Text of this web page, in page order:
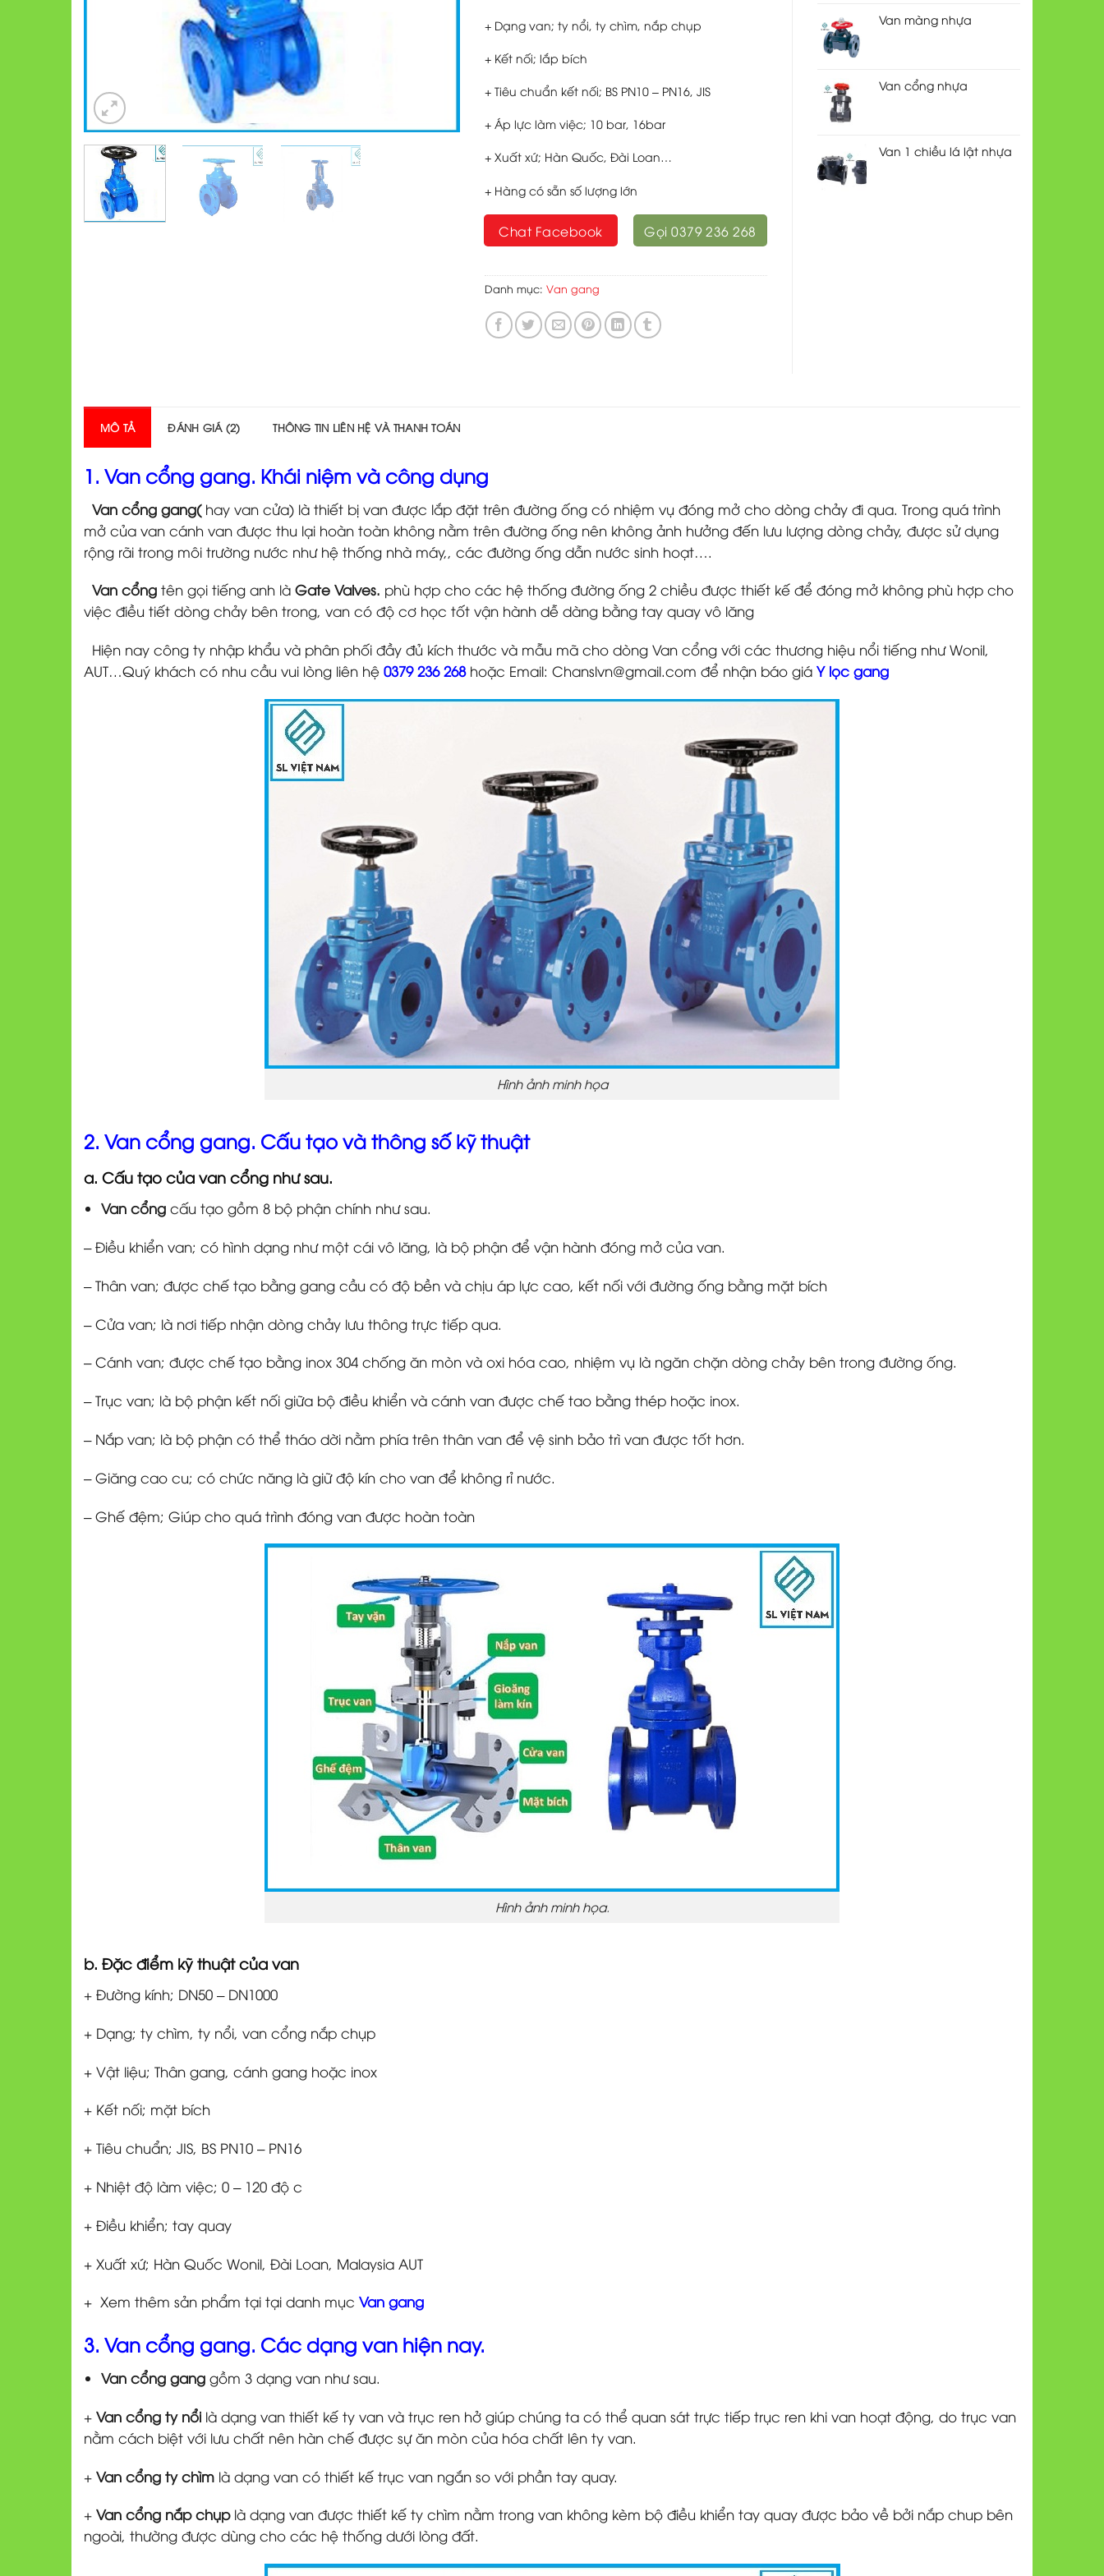
+ Dạng van; ty nổi, ty chìm, nắp chụp
+ Kết nối; lắp bích
+ Tiêu chuẩn kết nối; BS PN10 – PN16, JIS
+ Áp lực làm việc; 10 bar, 16bar
+ Xuất xứ; Hàn Quốc, Đài Loan…
+ Hàng có sẵn số lượng lớn
Chat Facebook Gọi 0379 236 268
Danh mục: Van gang
Van màng nhựa
Van cổng nhựa
Van 1 chiều lá lật nhựa
MÔ TẢ ĐÁNH GIÁ (2) THÔNG TIN LIÊN HỆ VÀ THANH TOÁN
1. Van cổng gang. Khái niệm và công dụng
Van cổng gang( hay van cửa) là thiết bị van được lắp đặt trên đường ống có nhiệm vụ đóng mở cho dòng chảy đi qua. Trong quá trình
mở của van cánh van được thu lại hoàn toàn không nằm trên đường ống nên không ảnh hưởng đến lưu lượng dòng chảy, được sử dụng
rộng rãi trong môi trường nước như hệ thống nhà máy,, các đường ống dẫn nước sinh hoạt….
Van cổng tên gọi tiếng anh là Gate Valves. phù hợp cho các hệ thống đường ống 2 chiều được thiết kế để đóng mở không phù hợp cho
việc điều tiết dòng chảy bên trong, van có độ cơ học tốt vận hành dễ dàng bằng tay quay vô lăng
Hiện nay công ty nhập khẩu và phân phối đầy đủ kích thước và mẫu mã cho dòng Van cổng với các thương hiệu nổi tiếng như Wonil,
AUT…Quý khách có nhu cầu vui lòng liên hệ 0379 236 268hoặc Email: Chanslvn@gmail.com để nhận báo giá Y lọc gang
Hình ảnh minh họa
2. Van cổng gang. Cấu tạo và thông số kỹ thuật
a. Cấu tạo của van cổng như sau.
Van cổngcấu tạo gồm 8 bộ phận chính như sau.
– Điều khiển van; có hình dạng như một cái vô lăng, là bộ phận để vận hành đóng mở của van.
– Thân van; được chế tạo bằng gang cầu có độ bền và chịu áp lực cao, kết nối với đường ống bằng mặt bích
– Cửa van; là nơi tiếp nhận dòng chảy lưu thông trực tiếp qua.
– Cánh van; được chế tạo bằng inox 304 chống ăn mòn và oxi hóa cao, nhiệm vụ là ngăn chặn dòng chảy bên trong đường ống.
– Trục van; là bộ phận kết nối giữa bộ điều khiển và cánh van được chế tao bằng thép hoặc inox.
– Nắp van; là bộ phận có thể tháo dời nằm phía trên thân van để vệ sinh bảo trì van được tốt hơn.
– Giăng cao cu; có chức năng là giữ độ kín cho van để không rỉ nước.
– Ghế đệm; Giúp cho quá trình đóng van được hoàn toàn
Hình ảnh minh họa.
b. Đặc điểm kỹ thuật của van
+ Đường kính; DN50 – DN1000
+ Dạng; ty chìm, ty nổi, van cổng nắp chụp
+ Vật liệu; Thân gang, cánh gang hoặc inox
+ Kết nối; mặt bích
+ Tiêu chuẩn; JIS, BS PN10 – PN16
+ Nhiệt độ làm việc; 0 – 120 độ c
+ Điều khiển; tay quay
+ Xuất xứ; Hàn Quốc Wonil, Đài Loan, Malaysia AUT
+ Xem thêm sản phẩm tại tại danh mục Van gang
3. Van cổng gang. Các dạng van hiện nay.
Van cổng ganggồm 3 dạng van như sau.
+ Van cổng ty nổi là dạng van thiết kế ty van và trục ren hở giúp chúng ta có thể quan sát trực tiếp trục ren khi van hoạt động, do trục van
nằm cách biệt với lưu chất nên hàn chế được sự ăn mòn của hóa chất lên ty van.
+ Van cổng ty chìm là dạng van có thiết kế trục van ngắn so với phần tay quay.
+ Van cổng nắp chụplà dạng van được thiết kế ty chìm nằm trong van không kèm bộ điều khiển tay quay được bảo về bởi nắp chup bên
ngoài, thường được dùng cho các hệ thống dưới lòng đất.